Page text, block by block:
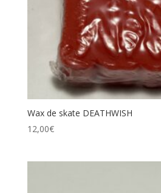
Wax de skate DEATHWISH
12,00€